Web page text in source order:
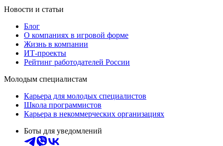
Новости и статьи
Блог
О компаниях в игровой форме
Жизнь в компании
ИТ-проекты
Рейтинг работодателей России
Молодым специалистам
Карьера для молодых специалистов
Школа программистов
Карьера в некоммерческих организациях
Боты для уведомлений